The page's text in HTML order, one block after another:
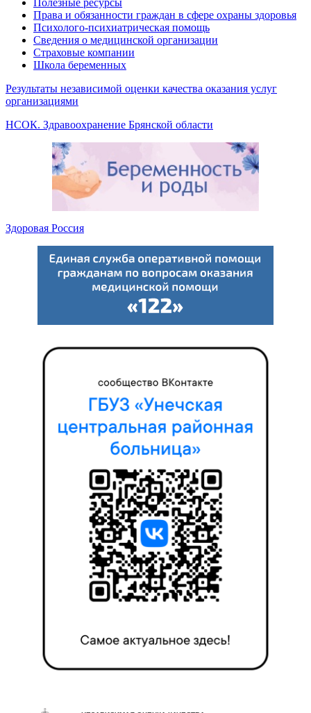
Права и обязанности граждан в сфере охраны здоровья
Психолого-психиатрическая помощь
Сведения о медицинской организации
Страховые компании
Школа беременных
Результаты независимой оценки качества оказания услуг
организациями
НСОК. Здравоохранение Брянской области
Здоровая Россия